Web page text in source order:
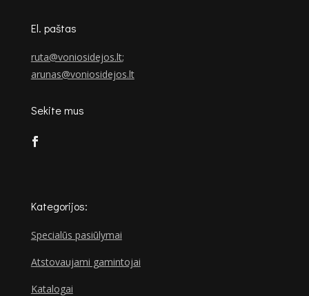
El. paštas
ruta@voniosidejos.lt;
arunas@voniosidejos.lt
Sekite mus
Kategorijos:
Specialūs pasiūlymai
Atstovaujami gamintojai
Katalogai